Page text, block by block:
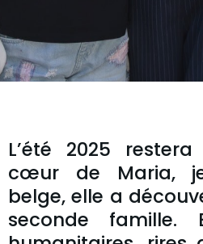
L’été 2025
cœur de Maria,
belge, elle a
seconde famille.